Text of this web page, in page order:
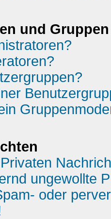
und Gruppen
ungewollte
oder